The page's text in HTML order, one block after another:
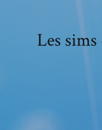
Les